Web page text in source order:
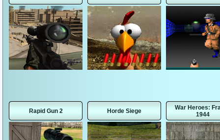
Rapid Gun 2 Horde Siege
War Heroes:
1944